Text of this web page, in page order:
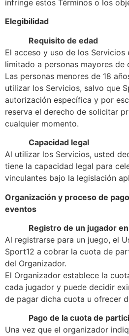
infringe estos Términos o los
Elegibilidad
Requisito de edad
El acceso y uso de los
limitado a personas mayores de
Las personas menores de 18
utilizar los Servicios, salvo que
autorización específica y por
reserva el derecho de solicitar
cualquier momento.
Capacidad legal
Al utilizar los Servicios, usted
tiene la capacidad legal para
vinculantes bajo la legislación
Organización y proceso de
eventos
Registro de un jugador en
Al registrarse para un juego, el
Sport12 a cobrar la cuota de
del Organizador.
El Organizador establece la
cada jugador y puede decidir
de pagar dicha cuota u ofrecer
Pago de la cuota de
Una vez que el organizador